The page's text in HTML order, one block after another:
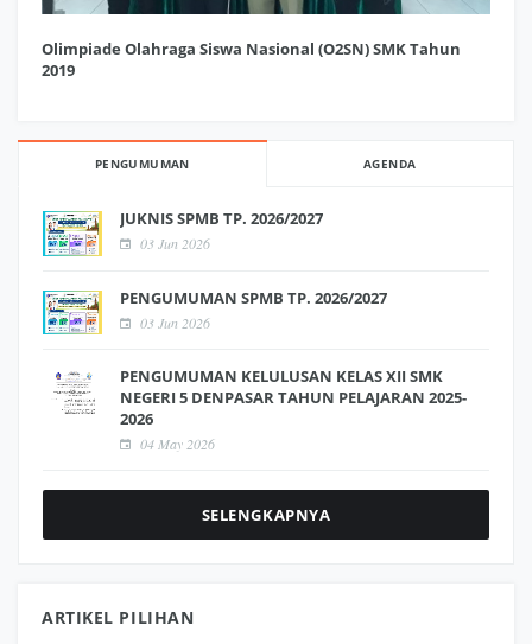
Olimpiade Olahraga Siswa Nasional (O2SN) SMK Tahun
2019
PENGUMUMAN AGENDA
JUKNIS SPMB TP. 2026/2027
03 Jun 2026
PENGUMUMAN SPMB TP. 2026/2027
03 Jun 2026
PENGUMUMAN KELULUSAN KELAS XII SMK
NEGERI 5 DENPASAR TAHUN PELAJARAN 2025-
2026
04 May 2026
SELENGKAPNYA
ARTIKEL PILIHAN